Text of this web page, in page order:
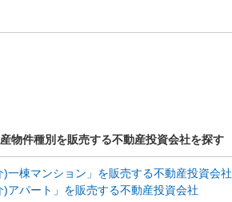
物件種別を販売する不動産投資会社を探す
一棟マンション」を販売する不動産投資会社
アパート」を販売する不動産投資会社